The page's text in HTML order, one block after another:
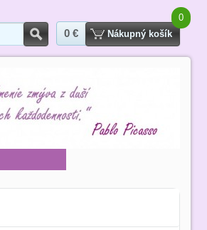
Hľadať
0 €
0
Nákupný košík